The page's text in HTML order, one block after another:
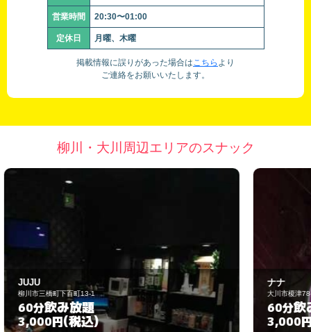
営業時間 20:30〜01:00
定休日 月曜、木曜
掲載情報に誤りがあった場合はこちら より
ご連絡をお願いいたします。
柳川・大川周辺エリアのスナック
ナナ
大川市榎津78-8
60分飲み放題
3,000円(税込)